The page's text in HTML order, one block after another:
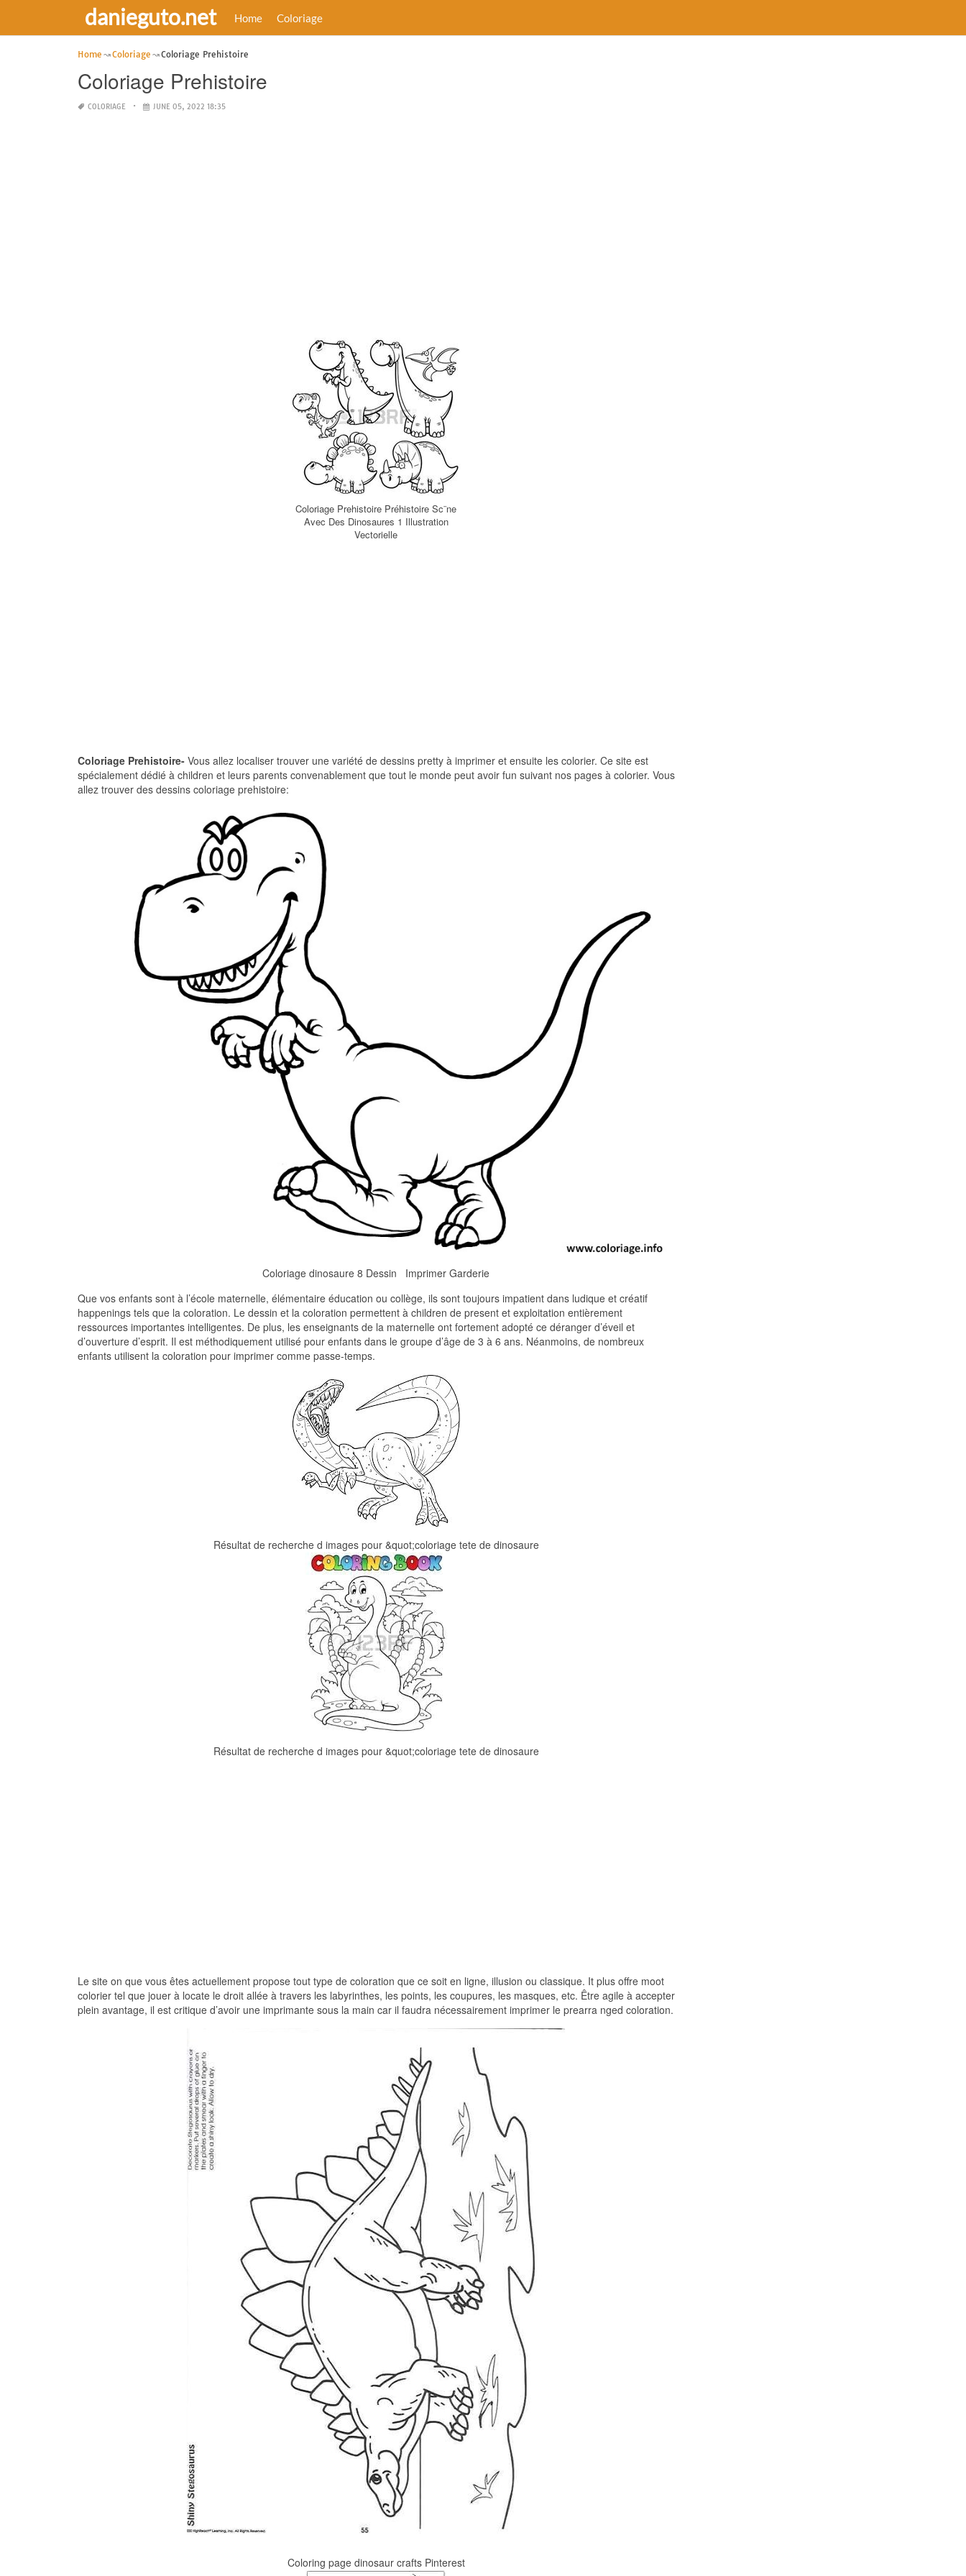
danieguto.net Home Coloriage
Home Coloriage Coloriage Prehistoire
Coloriage Prehistoire
COLORIAGE JUNE 05, 2022 18:35
Coloriage Prehistoire Préhistoire Sc¨ne
Avec Des Dinosaures 1 Illustration
Vectorielle
Coloriage Prehistoire- Vous allez localiser trouver une variété de dessins pretty à imprimer et ensuite les colorier. Ce site est
spécialement dédié à children et leurs parents convenablement que tout le monde peut avoir fun suivant nos pages à colorier. Vous
allez trouver des dessins coloriage prehistoire:
Coloriage dinosaure 8 Dessin Imprimer Garderie
Que vos enfants sont à l’école maternelle, élémentaire éducation ou collège, ils sont toujours impatient dans ludique et créatif
happenings tels que la coloration. Le dessin et la coloration permettent à children de present et exploitation entièrement
ressources importantes intelligentes. De plus, les enseignants de la maternelle ont fortement adopté ce déranger d’éveil et
d’ouverture d’esprit. Il est méthodiquement utilisé pour enfants dans le groupe d’âge de 3 à 6 ans. Néanmoins, de nombreux
enfants utilisent la coloration pour imprimer comme passe-temps.
Résultat de recherche d images pour &quot;coloriage tete de dinosaure
Résultat de recherche d images pour &quot;coloriage tete de dinosaure
Le site on que vous êtes actuellement propose tout type de coloration que ce soit en ligne, illusion ou classique. It plus offre moot
colorier tel que jouer à locate le droit allée à travers les labyrinthes, les points, les coupures, les masques, etc. Être agile à accepter
plein avantage, il est critique d’avoir une imprimante sous la main car il faudra nécessairement imprimer le prearra nged coloration.
Coloring page dinosaur crafts Pinterest